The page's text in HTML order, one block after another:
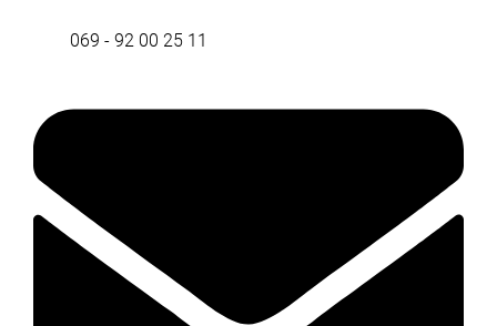
069 - 92 00 25 11